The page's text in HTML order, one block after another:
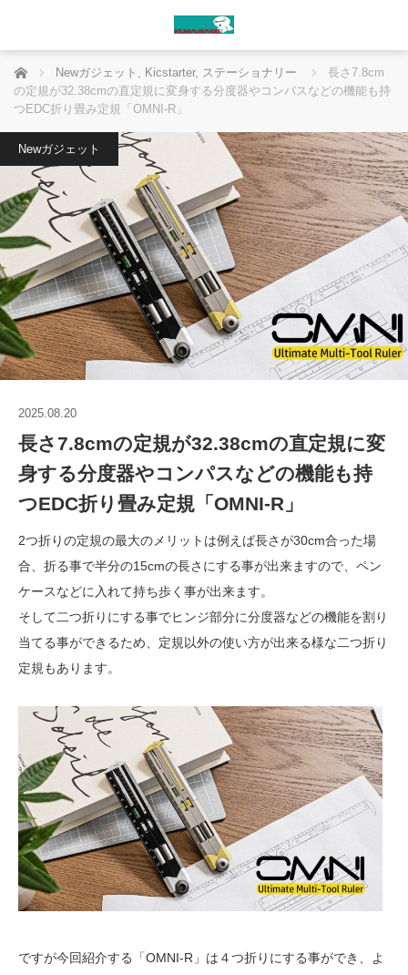
ホーム Newガジェット , Kicstarter, ステーショナリー
長さ7.8cm
の定規が32.38cmの直定規に変身する分度器やコンパスなどの機能も持
つEDC折り畳み定規「OMNI-R」
Newガジェット
2025.08.20
長さ7.8cmの定規が32.38cmの直定規に変
身する分度器やコンパスなどの機能も持
つEDC折り畳み定規「OMNI-R」
2つ折りの定規の最大のメリットは例えば長さが30cm合った場
合、折る事で半分の15cmの長さにする事が出来ますので、ペン
ケースなどに入れて持ち歩く事が出来ます。
そして二つ折りにする事でヒンジ部分に分度器などの機能を割り
当てる事ができるため、定規以外の使い方が出来る様な二つ折り
定規もあります。
ですが今回紹介する「OMNI-R」は４つ折りにする事ができ、よ